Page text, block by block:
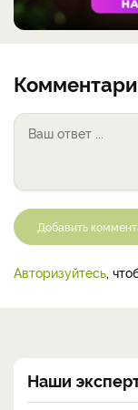
Добавить
Авторизуйтесь,
Наши